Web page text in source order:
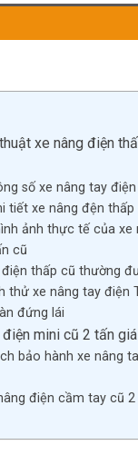
xe nâng điện
số xe nâng tay
tiết xe nâng đện
ảnh thực tế của xe
cũ
thấp cũ thường
thử xe nâng tay điện
đứng lái
mini cũ 2 tấn
bảo hành xe nâng
điện cầm tay cũ